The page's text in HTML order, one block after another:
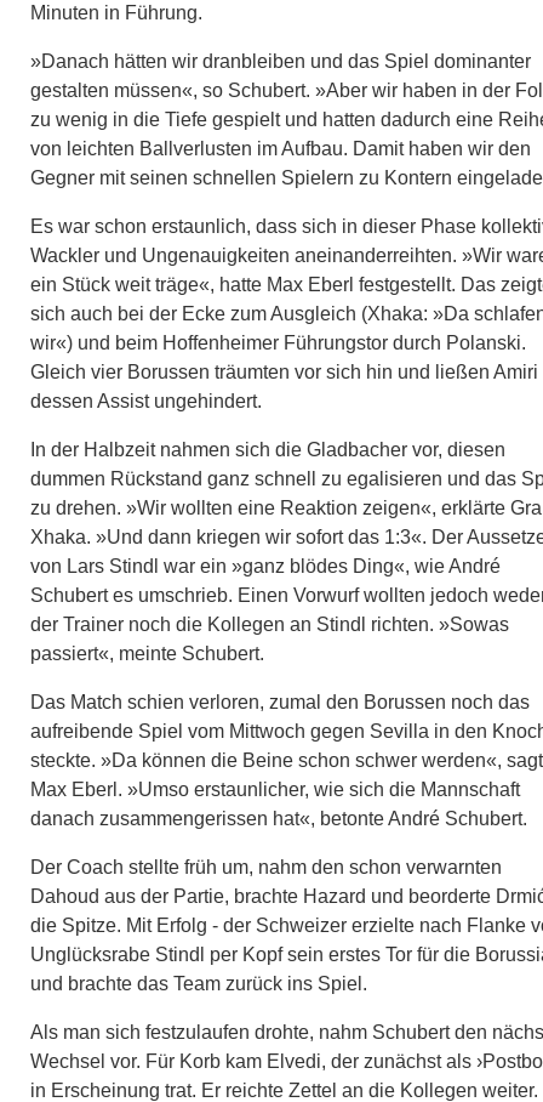
Minuten in Führung.
»Danach hätten wir dranbleiben und das Spiel dominanter
gestalten müssen«, so Schubert. »Aber wir haben in der
zu wenig in die Tiefe gespielt und hatten dadurch eine
von leichten Ballverlusten im Aufbau. Damit haben wir den
Gegner mit seinen schnellen Spielern zu Kontern
Es war schon erstaunlich, dass sich in dieser Phase
Wackler und Ungenauigkeiten aneinanderreihten. »Wir
ein Stück weit träge«, hatte Max Eberl festgestellt. Das
sich auch bei der Ecke zum Ausgleich (Xhaka: »Da
wir«) und beim Hoffenheimer Führungstor durch Polanski.
Gleich vier Borussen träumten vor sich hin und ließen Amiri
dessen Assist ungehindert.
In der Halbzeit nahmen sich die Gladbacher vor, diesen
dummen Rückstand ganz schnell zu egalisieren und das
zu drehen. »Wir wollten eine Reaktion zeigen«, erklärte
Xhaka. »Und dann kriegen wir sofort das 1:3«. Der
von Lars Stindl war ein »ganz blödes Ding«, wie André
Schubert es umschrieb. Einen Vorwurf wollten jedoch
der Trainer noch die Kollegen an Stindl richten. »Sowas
passiert«, meinte Schubert.
Das Match schien verloren, zumal den Borussen noch das
aufreibende Spiel vom Mittwoch gegen Sevilla in den
steckte. »Da können die Beine schon schwer werden«,
Max Eberl. »Umso erstaunlicher, wie sich die Mannschaft
danach zusammengerissen hat«, betonte André Schubert.
Der Coach stellte früh um, nahm den schon verwarnten
Dahoud aus der Partie, brachte Hazard und beorderte
die Spitze. Mit Erfolg - der Schweizer erzielte nach Flanke
Unglücksrabe Stindl per Kopf sein erstes Tor für die
und brachte das Team zurück ins Spiel.
Als man sich festzulaufen drohte, nahm Schubert den
Wechsel vor. Für Korb kam Elvedi, der zunächst als
in Erscheinung trat. Er reichte Zettel an die Kollegen weiter.